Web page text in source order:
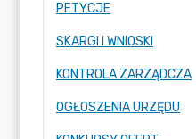
PETYCJE
SKARGI I WNIOSKI
KONTROLA ZARZĄDCZA
OGŁOSZENIA URZĘDU